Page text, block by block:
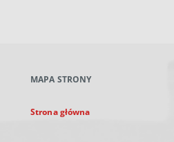
karcie
MAPA STRONY
Strona główna